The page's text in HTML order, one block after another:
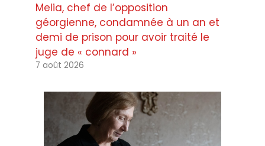
Melia, chef de l’opposition
géorgienne, condamnée à un an et
demi de prison pour avoir traité le
juge de « connard »
7 août 2026